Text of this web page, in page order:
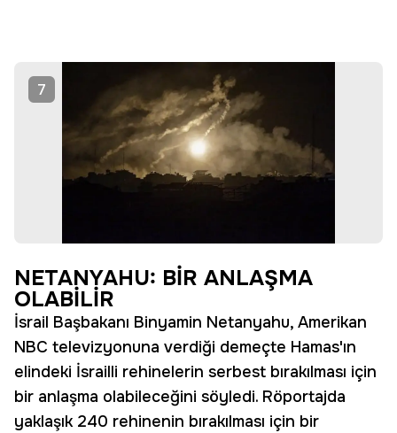
7
NETANYAHU: BİR ANLAŞMA
OLABİLİR
İsrail Başbakanı Binyamin Netanyahu, Amerikan
NBC televizyonuna verdiği demeçte Hamas'ın
elindeki İsrailli rehinelerin serbest bırakılması için
bir anlaşma olabileceğini söyledi. Röportajda
yaklaşık 240 rehinenin bırakılması için bir